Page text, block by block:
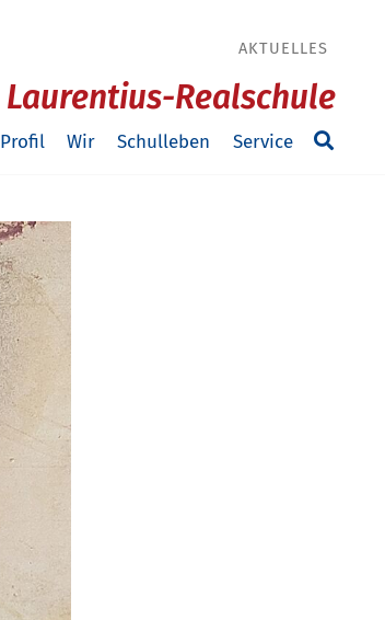
AKTUELLES
Laurentius-Realschule
Profil Wir Schulleben Service